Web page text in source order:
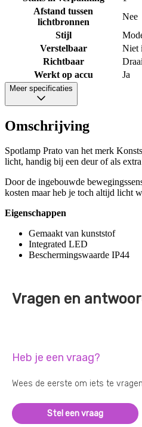
Afstand tussen
lichtbronnen
Nee
Stijl
Verstelbaar
Niet
Richtbaar
Werkt op accu
Ja
Meer specificaties
Omschrijving
Spotlamp Prato van het merk
licht, handig bij een deur of als
Door de ingebouwde
kosten maar heb je toch altijd licht
Eigenschappen
Gemaakt van kunststof
Integrated LED
Beschermingswaarde IP44
Vragen en
Heb je een vraag?
Wees de eerste om iets te
Stel een vraag